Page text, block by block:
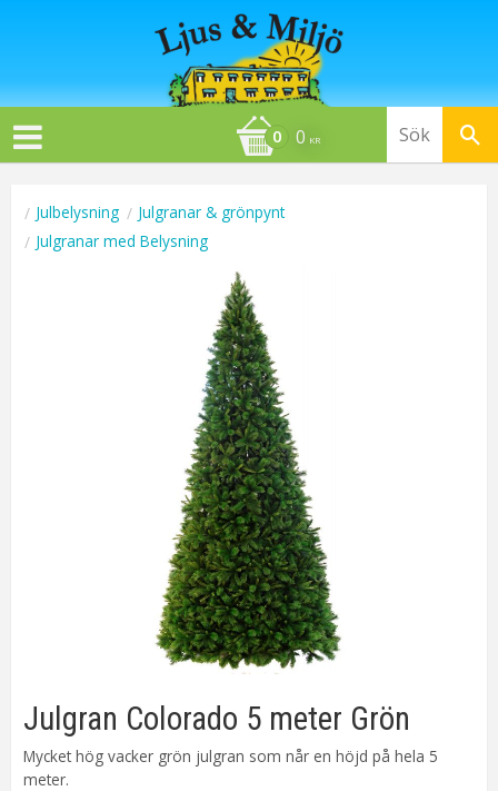
0 KR
Julbelysning
Julgranar & grönpynt
Julgranar med Belysning
Julgran Colorado 5 meter Grön
Mycket hög vacker grön julgran som når en höjd på hela 5
meter.